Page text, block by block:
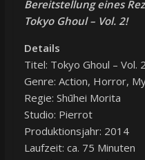
Bereitstellung eines
Tokyo Ghoul – Vol. 2!
Details
Titel: Tokyo Ghoul – Vol. 2
Genre: Action, Horror,
Regie: Shūhei Morita
Studio: Pierrot
Produktionsjahr: 2014
Laufzeit: ca. 75 Minuten